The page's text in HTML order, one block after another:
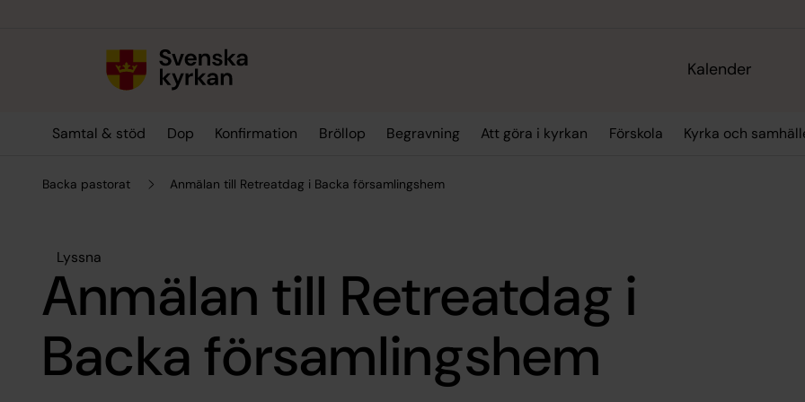
Kalender
Samtal & stöd Dop Konfirmation Bröllop Begravning Att göra i kyrkan Förskola Kyrka och
Backa pastorat Anmälan till Retreatdag i Backa församlingshem
Lyssna
Anmälan till Retreatdag i
Backa församlingshem